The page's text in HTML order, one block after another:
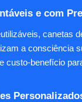
e com
canetas
a consciência
custo-benefício